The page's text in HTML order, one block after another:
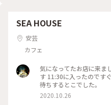
ィルムカメラ#nikonfe2#
SEA HOUSE
安芸
カフェ
気になってたお店に来ま
す 11:30に入ったのです
待ちするとこでした。
2020.10.26